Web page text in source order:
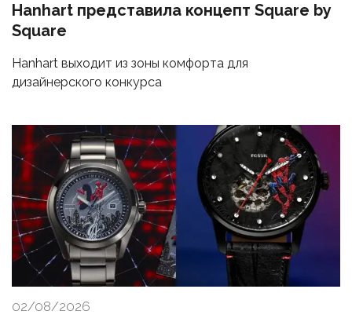
Hanhart представила концепт Square by
Square
Hanhart выходит из зоны комфорта для
дизайнерского конкурса
02/08/2026